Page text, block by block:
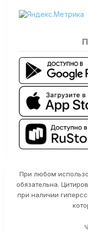
При любом
обязательна.
при наличии